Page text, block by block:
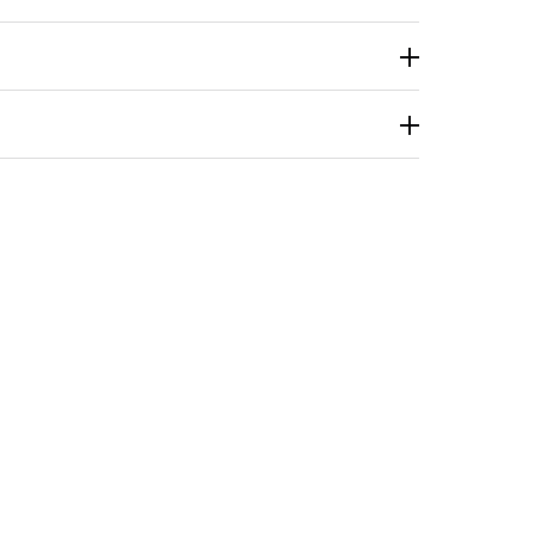
семейную терапию.
сессии.
регулировать степень собственного
10%.
вред или дискомфорт Клиенту.
обозначить.
неделю
до 20 минут в течение 24 часов
дольше или меньше.
не спрашивает у Заместителей,
думали во время расстановки.
является профессиональной и
период и даже, если любой из
от любых личных комментариев,